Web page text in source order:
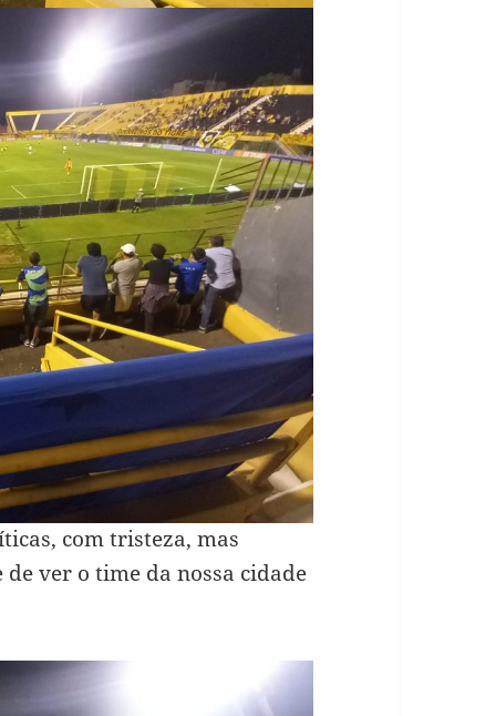
com tristeza, mas
ver o time da nossa cidade